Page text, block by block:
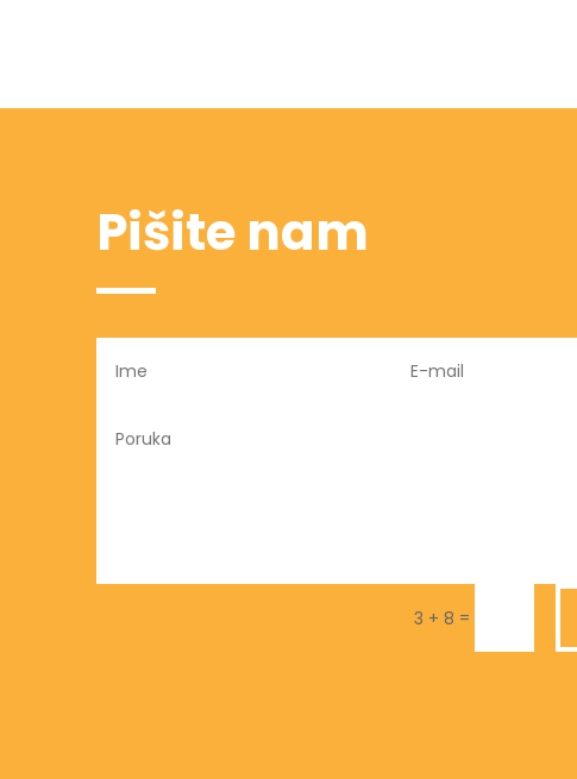
Pišite nam
3 + 8 =